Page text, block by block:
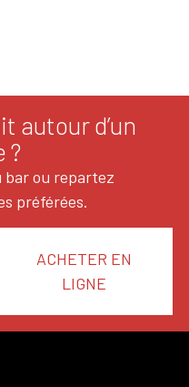
autour d’un
?
bar ou repartez
préférées.
ACHETER EN
LIGNE